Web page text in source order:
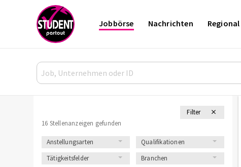
Jobbörse Nachrichten Regional
Filter
16 Stellenanzeigen gefunden
Anstellungsarten
Qualifikationen
Tätigkeitsfelder
Branchen